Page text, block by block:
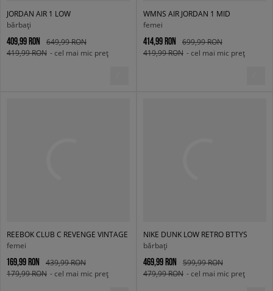
JORDAN AIR 1 LOW
bărbați
409,99 RON
649,99 RON
419,99 RON - cel mai mic preț
WMNS AIR JORDAN 1 MID
femei
414,99 RON
699,99 RON
419,99 RON - cel mai mic preț
REEBOK CLUB C REVENGE VINTAGE
femei
169,99 RON
439,99 RON
179,99 RON - cel mai mic preț
NIKE DUNK LOW RETRO BTTYS
bărbați
469,99 RON
599,99 RON
479,99 RON - cel mai mic preț